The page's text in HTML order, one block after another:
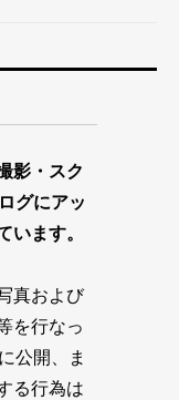
影・スク
グにアッ
います。
真および
を行なっ
公開、ま
る行為は